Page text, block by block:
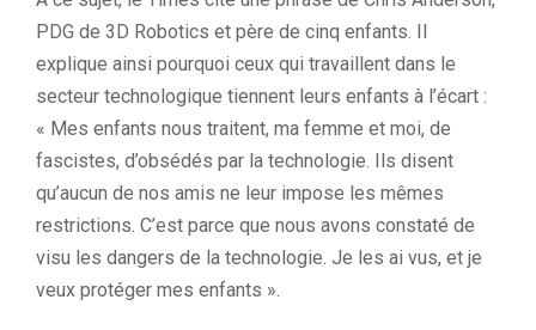
PDG de 3D Robotics et père de cinq enfants. Il
explique ainsi pourquoi ceux qui travaillent dans le
secteur technologique tiennent leurs enfants à l’écart :
« Mes enfants nous traitent, ma femme et moi, de
fascistes, d’obsédés par la technologie. Ils disent
qu’aucun de nos amis ne leur impose les mêmes
restrictions. C’est parce que nous avons constaté de
visu les dangers de la technologie. Je les ai vus, et je
veux protéger mes enfants ».